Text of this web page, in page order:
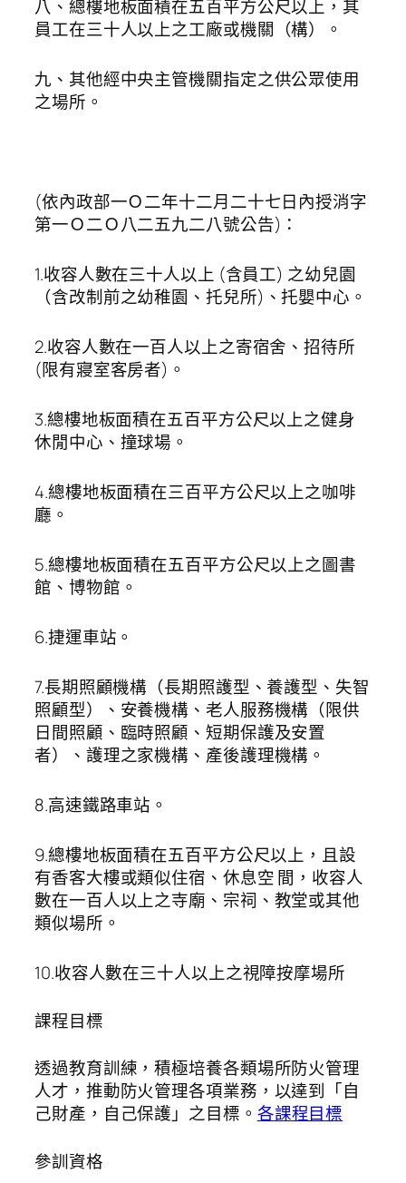
八、總樓地板面積在五百平方公尺以上，其
員工在三十人以上之工廠或機關（構）。
九、其他經中央主管機關指定之供公眾使用
之場所。
(依內政部一Ｏ二年十二月二十七日內授消字
第一Ｏ二Ｏ八二五九二八號公告)：
1.收容人數在三十人以上 (含員工) 之幼兒園
（含改制前之幼稚園、托兒所)、托嬰中心。
2.收容人數在一百人以上之寄宿舍、招待所
(限有寢室客房者)。
3.總樓地板面積在五百平方公尺以上之健身
休閒中心、撞球場。
4.總樓地板面積在三百平方公尺以上之咖啡
廳。
5.總樓地板面積在五百平方公尺以上之圖書
館、博物館。
6.捷運車站。
7.長期照顧機構（長期照護型、養護型、失智
照顧型）、安養機構、老人服務機構（限供
日間照顧、臨時照顧、短期保護及安置
者）、護理之家機構、產後護理機構。
8.高速鐵路車站。
9.總樓地板面積在五百平方公尺以上，且設
有香客大樓或類似住宿、休息空 間，收容人
數在一百人以上之寺廟、宗祠、教堂或其他
類似場所。
10.收容人數在三十人以上之視障按摩場所
課程目標
透過教育訓練，積極培養各類場所防火管理
人才，推動防火管理各項業務，以達到「自
己財產，自己保護」之目標。 各課程目標
參訓資格